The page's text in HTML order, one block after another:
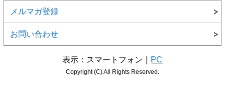
メルマガ登録
お問い合わせ
表示：スマートフォン｜ PC
Copyright (C) All Rights Reserved.